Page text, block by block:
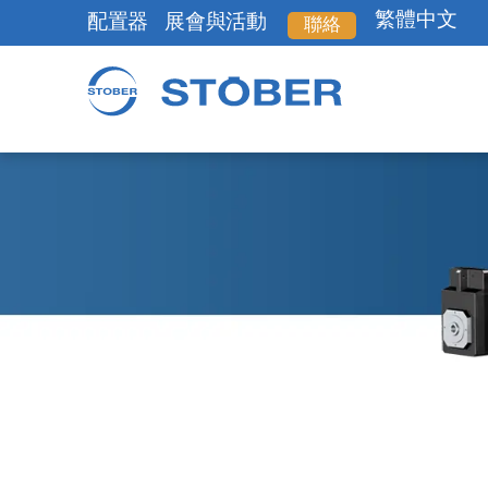
配置器 展會與活動 聯絡 繁體中文